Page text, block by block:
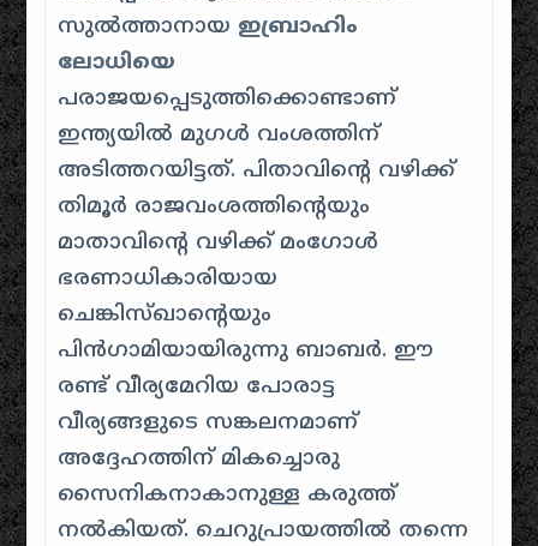
സുൽത്താനായ ഇബ്രാഹിം
ലോധിയെ
പരാജയപ്പെടുത്തിക്കൊണ്ടാണ്
ഇന്ത്യയിൽ മുഗൾ വംശത്തിന്
അടിത്തറയിട്ടത്. പിതാവിന്റെ വഴിക്ക്
തിമൂർ രാജവംശത്തിന്റെയും
മാതാവിന്റെ വഴിക്ക് മംഗോൾ
ഭരണാധികാരിയായ
ചെങ്കിസ്ഖാന്റെയും
പിൻഗാമിയായിരുന്നു ബാബർ. ഈ
രണ്ട് വീര്യമേറിയ പോരാട്ട
വീര്യങ്ങളുടെ സങ്കലനമാണ്
അദ്ദേഹത്തിന് മികച്ചൊരു
സൈനികനാകാനുള്ള കരുത്ത്
നൽകിയത്. ചെറുപ്രായത്തിൽ തന്നെ